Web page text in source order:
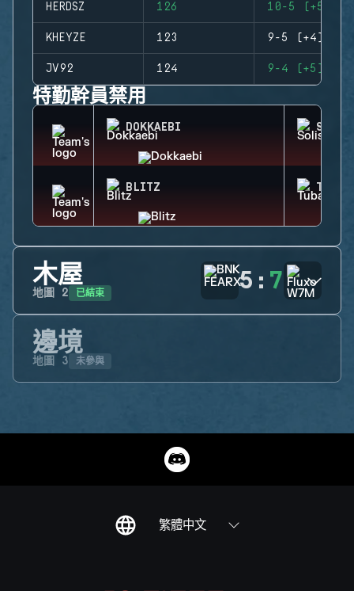
HERDSZ 126 10-5 (+5)
KHEYZE 123 9-5 (+4)
JV92 124 9-4 (+5)
特勤幹員禁用
DOKKAEBI SOLIS
BLITZ
木屋
地圖 2 已結束 5 : 7
邊境
地圖 3 未參與
繁體中文